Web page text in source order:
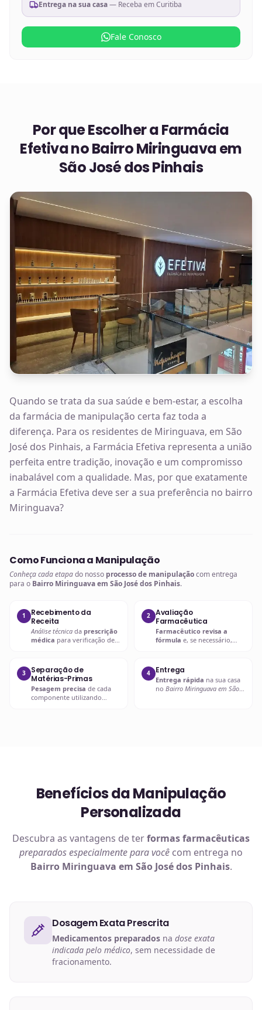
Entrega na sua casa— Receba emCuritiba
Fale Conosco
Por que Escolher a Farmácia
Efetiva noBairro Miringuava em
São José dos Pinhais
Quando se trata da sua saúde e bem-estar, a escolha
da farmácia de manipulação certa faz toda a
diferença. Para os residentes de Miringuava, em São
José dos Pinhais, a Farmácia Efetiva representa a união
perfeita entre tradição, inovação e um compromisso
inabalável com a qualidade. Mas, por que exatamente
a Farmácia Efetiva deve ser a sua preferência no bairro
Miringuava?
Como Funciona a Manipulação
Conheça cada etapado nosso processo de manipulaçãocom entrega
para o Bairro Miringuava em São José dos Pinhais.
1
Recebimento da
Receita
Análise técnica da prescrição
médica para verificação de
2
Avaliação
Farmacêutica
Farmacêutico revisa a
fórmula e, se necessário,
esclarecimentos.
3
Separação de
Matérias-Primas
Pesagem precisa de cada
componente utilizando
4 Entrega
Entrega rápida na sua casa
no Bairro Miringuava em São
Benefícios da Manipulação
Personalizada
Descubra as vantagens de terformas farmacêuticas
preparados especialmente para você com entrega no
Bairro Miringuava em São José dos Pinhais.
Dosagem Exata Prescrita
Medicamentos preparados na dose exata
indicada pelo médico, sem necessidade de
fracionamento.